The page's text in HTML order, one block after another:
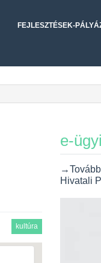
FEJLESZTÉSEK-
kultúra
e-
Hivatali